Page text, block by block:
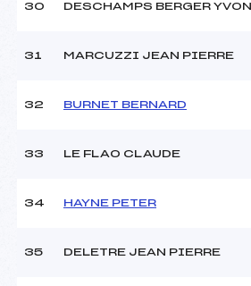
30 DESCHAMPS BERGER YVON
31 MARCUZZI JEAN PIERRE
32 BURNET BERNARD
33 LE FLAO CLAUDE
34 HAYNE PETER
35 DELETRE JEAN PIERRE